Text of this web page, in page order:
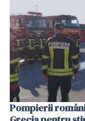
Pompierii